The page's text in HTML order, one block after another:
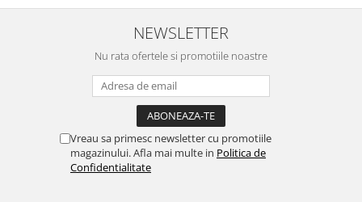
NEWSLETTER
Nu rata ofertele si promotiile noastre
Vreau sa primesc newsletter cu promotiile
magazinului. Afla mai multe in Politica de
Confidentialitate